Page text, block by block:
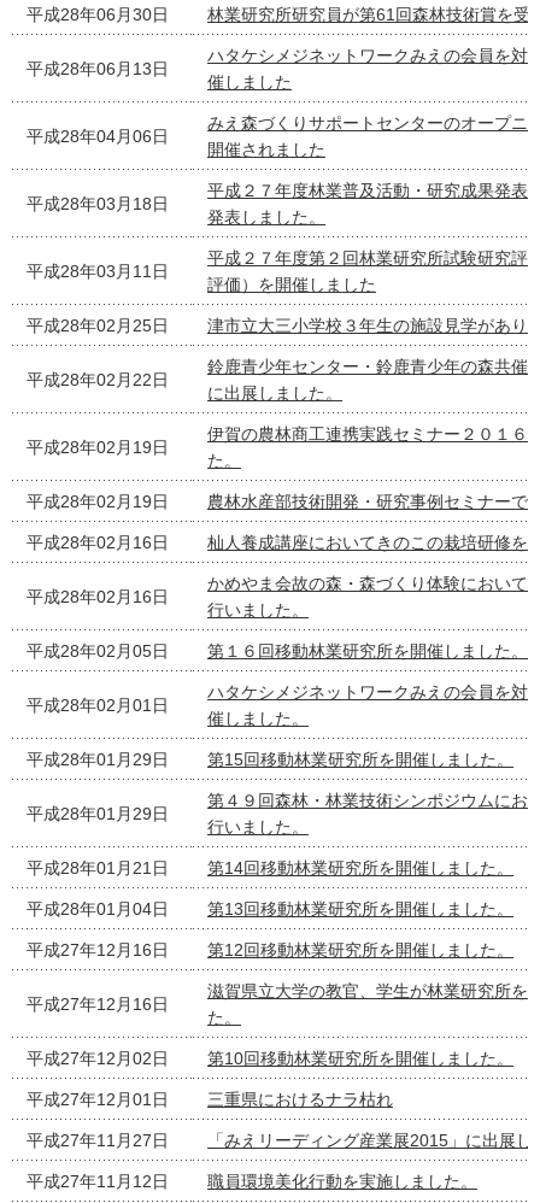
平成28年06月30日 林業研究所研究員が第61回森林技術賞を受
平成28年06月13日
ハタケシメジネットワークみえの会員を対
催しました
平成28年04月06日
みえ森づくりサポートセンターのオープニ
開催されました
平成28年03月18日
平成２７年度林業普及活動・研究成果発表
発表しました。
平成28年03月11日
平成２７年度第２回林業研究所試験研究評
評価）を開催しました
平成28年02月25日 津市立大三小学校３年生の施設見学があり
平成28年02月22日
鈴鹿青少年センター・鈴鹿青少年の森共催
に出展しました。
平成28年02月19日
伊賀の農林商工連携実践セミナー２０１６
た。
平成28年02月19日 農林水産部技術開発・研究事例セミナーで
平成28年02月16日 杣人養成講座においてきのこの栽培研修を
平成28年02月16日
かめやま会故の森・森づくり体験において
行いました。
平成28年02月05日 第１６回移動林業研究所を開催しました。
平成28年02月01日
ハタケシメジネットワークみえの会員を対
催しました。
平成28年01月29日 第15回移動林業研究所を開催しました。
平成28年01月29日
第４９回森林・林業技術シンポジウムにお
行いました。
平成28年01月21日 第14回移動林業研究所を開催しました。
平成28年01月04日 第13回移動林業研究所を開催しました。
平成27年12月16日 第12回移動林業研究所を開催しました。
平成27年12月16日
滋賀県立大学の教官、学生が林業研究所を
た。
平成27年12月02日 第10回移動林業研究所を開催しました。
平成27年12月01日 三重県におけるナラ枯れ
平成27年11月27日 「みえリーディング産業展2015」に出展し
平成27年11月12日 職員環境美化行動を実施しました。